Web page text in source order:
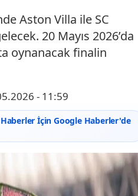
Aston Villa ile SC
20 Mayıs 2026’da
oynanacak finalin
- 11:59
İçin Google Haberler'de